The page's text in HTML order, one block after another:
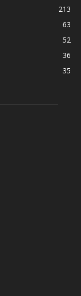
213
63
52
36
35